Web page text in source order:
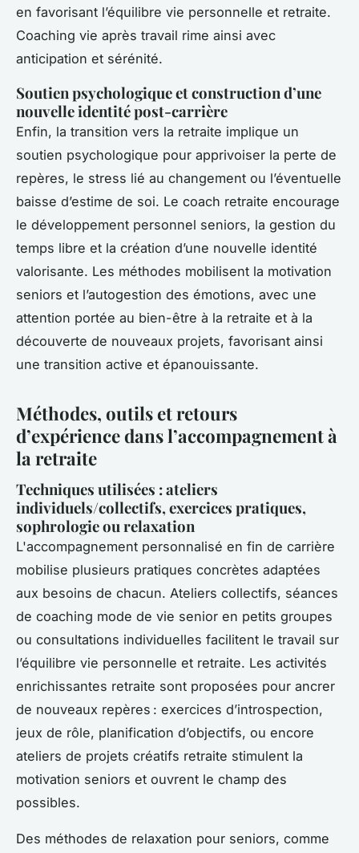
en favorisant l’équilibre vie personnelle et retraite.
Coaching vie après travail rime ainsi avec
anticipation et sérénité.
Soutien psychologique et construction d’une
nouvelle identité post-carrière
Enfin, la transition vers la retraite implique un
soutien psychologique pour apprivoiser la perte de
repères, le stress lié au changement ou l’éventuelle
baisse d’estime de soi. Le coach retraite encourage
le développement personnel seniors, la gestion du
temps libre et la création d’une nouvelle identité
valorisante. Les méthodes mobilisent la motivation
seniors et l’autogestion des émotions, avec une
attention portée au bien-être à la retraite et à la
découverte de nouveaux projets, favorisant ainsi
une transition active et épanouissante.
Méthodes, outils et retours
d’expérience dans l’accompagnement à
la retraite
Techniques utilisées : ateliers
individuels/collectifs, exercices pratiques,
sophrologie ou relaxation
L'accompagnement personnalisé en fin de carrière
mobilise plusieurs pratiques concrètes adaptées
aux besoins de chacun. Ateliers collectifs, séances
de coaching mode de vie senior en petits groupes
ou consultations individuelles facilitent le travail sur
l’équilibre vie personnelle et retraite. Les activités
enrichissantes retraite sont proposées pour ancrer
de nouveaux repères : exercices d’introspection,
jeux de rôle, planification d’objectifs, ou encore
ateliers de projets créatifs retraite stimulent la
motivation seniors et ouvrent le champ des
possibles.
Des méthodes de relaxation pour seniors, comme